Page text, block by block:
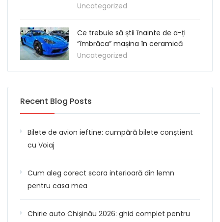
Uncategorized
Ce trebuie să știi înainte de a-ți
“îmbrăca” mașina în ceramică
Uncategorized
Recent Blog Posts
Bilete de avion ieftine: cumpără bilete conștient
cu Voiaj
Cum aleg corect scara interioară din lemn
pentru casa mea
Chirie auto Chișinău 2026: ghid complet pentru